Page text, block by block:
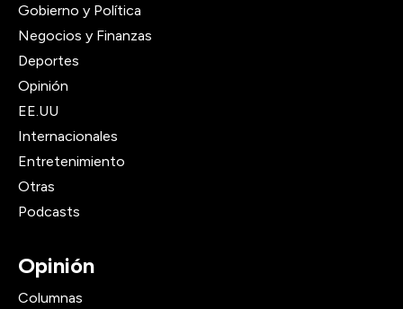
Gobierno y Política
Negocios y Finanzas
Deportes
Opinión
EE.UU
Internacionales
Entretenimiento
Otras
Podcasts
Opinión
Columnas